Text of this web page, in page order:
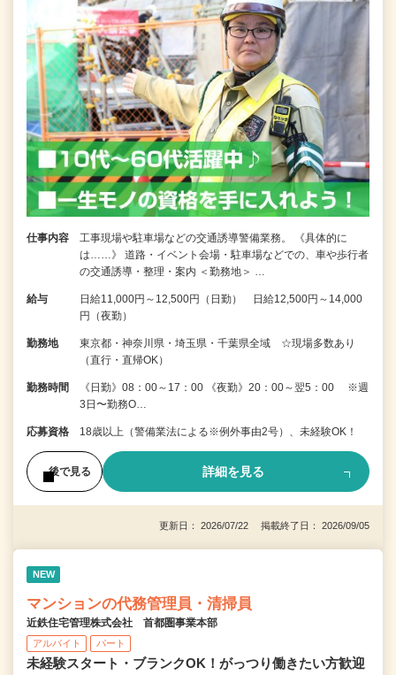
仕事内容
工事現場や駐車場などの交通誘導警備業務。 《具体的に
は……》 道路・イベント会場・駐車場などでの、車や歩行者
の交通誘導・整理・案内 ＜勤務地＞ …
給与
日給11,000円～12,500円（日勤） 日給12,500円～14,000
円（夜勤）
勤務地
東京都・神奈川県・埼玉県・千葉県全域 ☆現場多数あり
（直行・直帰OK）
勤務時間
《日勤》08：00～17：00 《夜勤》20：00～翌5：00 ※週
3日〜勤務O…
応募資格 18歳以上（警備業法による※例外事由2号）、未経験OK！
後で見る 詳細を見る
更新日： 2026/07/22 掲載終了日： 2026/09/05
NEW
マンションの代務管理員・清掃員
近鉄住宅管理株式会社 首都圏事業本部
アルバイト パート
未経験スタート・ブランクOK！がっつり働きたい方歓迎